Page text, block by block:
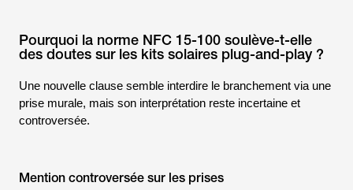
Pourquoi la norme NFC 15-100 soulève-t-elle
des doutes sur les kits solaires plug-and-play ?
Une nouvelle clause semble interdire le branchement via une
prise murale, mais son interprétation reste incertaine et
controversée.
Mention controversée sur les prises